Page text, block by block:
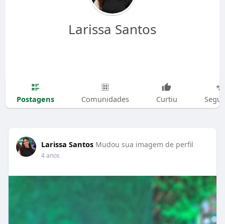
Larissa Santos
Postagens Comunidades Curtiu
Larissa Santos Mudou sua imagem de perfil
4 anos